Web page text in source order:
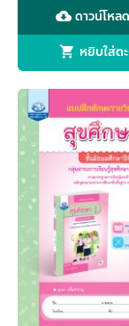
cloud_downloadดาวน์โหล
หยิบใส่ต